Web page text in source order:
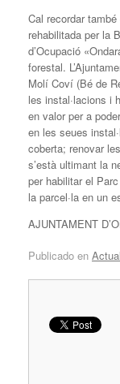
Cal recordar
rehabilitada per la
d’Ocupació
forestal.
Molí Coví (Bé de
les instal·lacions i
en valor per a
en les seues
coberta; renovar
s’està ultimant la
per habilitar el
la parcel·la en un
AJUNTAMENT
Publicado en